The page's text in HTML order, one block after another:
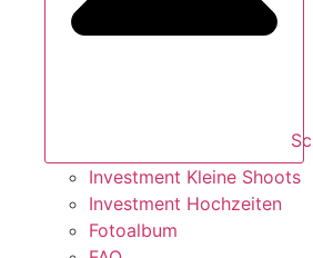
Investment Kleine Shoots
Investment Hochzeiten
Fotoalbum